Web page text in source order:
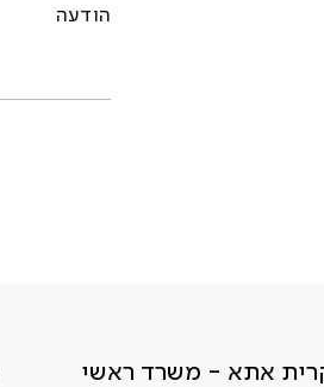
אתא - משרד ראשי